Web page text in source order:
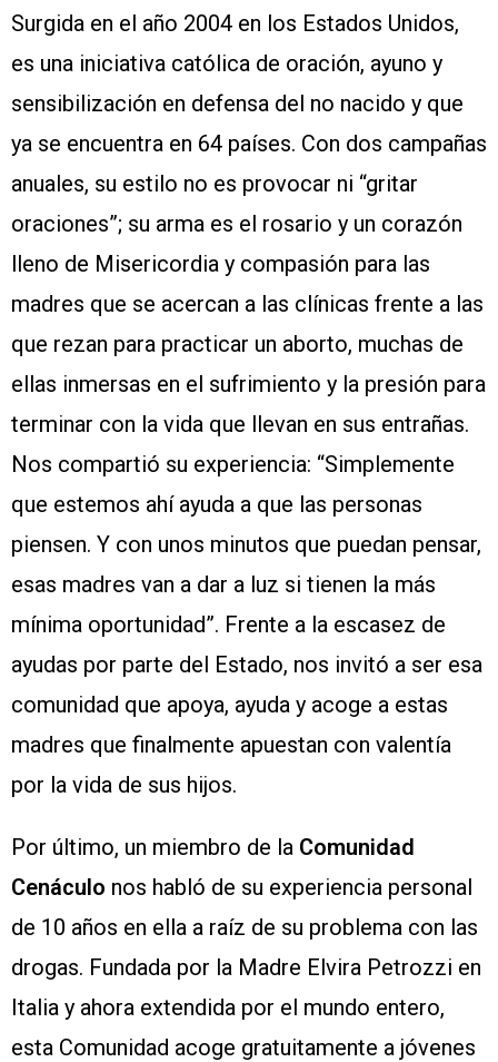
Surgida en el año 2004 en los Estados Unidos,
es una iniciativa católica de oración, ayuno y
sensibilización en defensa del no nacido y que
ya se encuentra en 64 países. Con dos campañas
anuales, su estilo no es provocar ni “gritar
oraciones”; su arma es el rosario y un corazón
lleno de Misericordia y compasión para las
madres que se acercan a las clínicas frente a las
que rezan para practicar un aborto, muchas de
ellas inmersas en el sufrimiento y la presión para
terminar con la vida que llevan en sus entrañas.
Nos compartió su experiencia: “Simplemente
que estemos ahí ayuda a que las personas
piensen. Y con unos minutos que puedan pensar,
esas madres van a dar a luz si tienen la más
mínima oportunidad”. Frente a la escasez de
ayudas por parte del Estado, nos invitó a ser esa
comunidad que apoya, ayuda y acoge a estas
madres que finalmente apuestan con valentía
por la vida de sus hijos.
Por último, un miembro de la Comunidad
Cenáculo nos habló de su experiencia personal
de 10 años en ella a raíz de su problema con las
drogas. Fundada por la Madre Elvira Petrozzi en
Italia y ahora extendida por el mundo entero,
esta Comunidad acoge gratuitamente a jóvenes